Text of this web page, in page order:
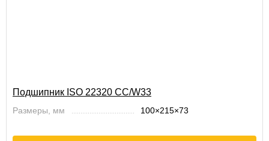
Подшипник ISO 22320 CC/W33
Размеры, мм 100×215×73